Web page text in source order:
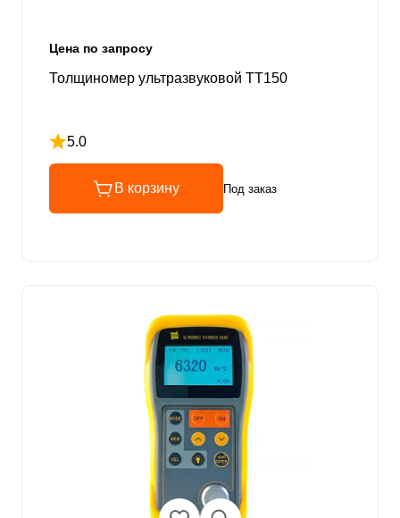
Цена по запросу
Толщиномер ультразвуковой TT150
5.0
Рейтинг 5 из 5
В корзину Под заказ